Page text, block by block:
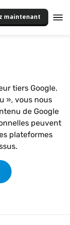
maintenant
tiers Google.
», vous nous
de Google
peuvent
plateformes